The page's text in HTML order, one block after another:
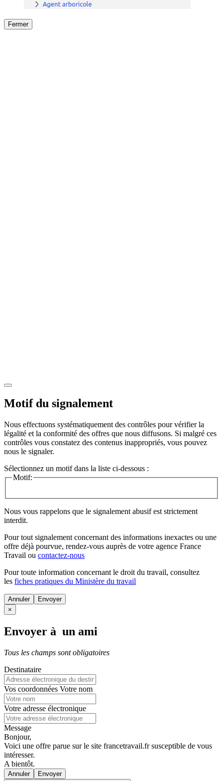
Fermer
Motif du signalement
Nous effectuons systématiquement des contrôles pour vérifier la
légalité et la conformité des offres que nous diffusons. Si malgré ces
contrôles vous constatez des contenus inappropriés, vous pouvez
nous le signaler.
Sélectionnez un motif dans la liste ci-dessous :
Motif:
Nous vous rappelons que le signalement abusif est strictement
interdit.
Pour tout signalement concernant des informations inexactes ou une
offre déjà pourvue, rendez-vous auprès de votre agence France
Travail ou contactez-nous
Pour toute information concernant le droit du travail, consultez
les fiches pratiques du Ministère du travail
Annuler
×
Envoyer à un ami
Tous les champs sont obligatoires
Destinataire
Vos coordonnées Votre nom
Votre adresse électronique
Message
Bonjour,
Voici une offre parue sur le site francetravail.fr susceptible de vous
intéresser.
A bientôt.
Annuler